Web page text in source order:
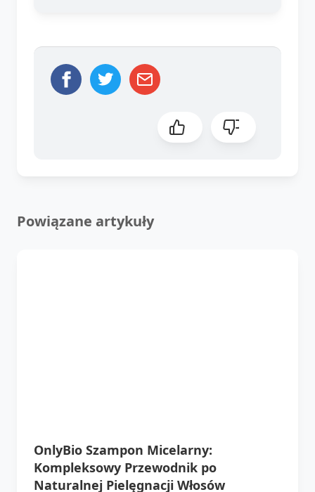
Powiązane artykuły
OnlyBio Szampon Micelarny:
Kompleksowy Przewodnik po
Naturalnej Pielęgnacji Włosów